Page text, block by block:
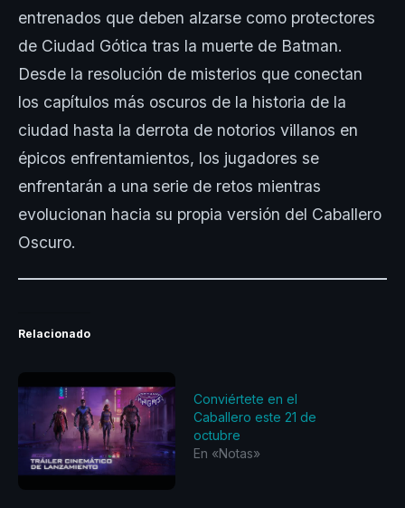
entrenados que deben alzarse como protectores
de Ciudad Gótica tras la muerte de Batman.
Desde la resolución de misterios que conectan
los capítulos más oscuros de la historia de la
ciudad hasta la derrota de notorios villanos en
épicos enfrentamientos, los jugadores se
enfrentarán a una serie de retos mientras
evolucionan hacia su propia versión del Caballero
Oscuro.
Relacionado
Conviértete en el
Caballero este 21 de
octubre
En «Notas»